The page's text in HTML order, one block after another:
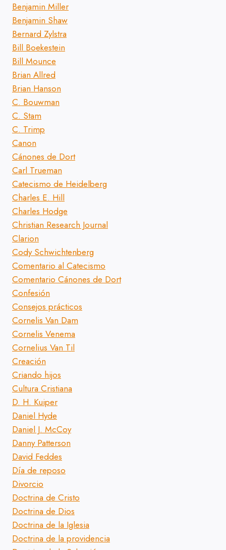
Benjamin Miller
Benjamin Shaw
Bernard Zylstra
Bill Boekestein
Bill Mounce
Brian Allred
Brian Hanson
C. Bouwman
C. Stam
C. Trimp
Canon
Cánones de Dort
Carl Trueman
Catecismo de Heidelberg
Charles E. Hill
Charles Hodge
Christian Research Journal
Clarion
Cody Schwichtenberg
Comentario al Catecismo
Comentario Cánones de Dort
Confesión
Consejos prácticos
Cornelis Van Dam
Cornelis Venema
Cornelius Van Til
Creación
Criando hijos
Cultura Cristiana
D. H. Kuiper
Daniel Hyde
Daniel J. McCoy
Danny Patterson
David Feddes
Día de reposo
Divorcio
Doctrina de Cristo
Doctrina de Dios
Doctrina de la Iglesia
Doctrina de la providencia